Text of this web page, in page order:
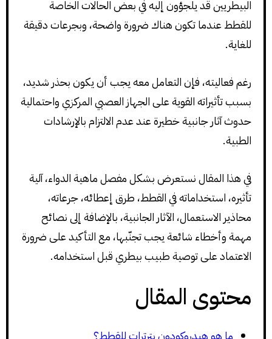
البيطريين قد يلجؤون إليه في بعض الحالات الخاصة
للقطط عندما تكون هناك ضرورة واضحة، وبجرعات دقيقة
للغاية.
رغم فعاليته، فإن التعامل معه يجب أن يكون بحذر شديد،
بسبب تأثيراته القوية على الجهاز العصبي المركزي واحتمالية
حدوث آثار جانبية خطيرة عند عدم الالتزام بالإرشادات
الطبية.
في هذا المقال نستعرض بشكل مفصل ماهية الدواء، آلية
تأثيره، استخداماته في القطط، طرق إعطائه، جرعاته،
محاذير الاستعمال، الآثار الجانبية، بالإضافة إلى نصائح
مهمة وأخطاء شائعة يجب تجنّبها، مع التأكيد على ضرورة
الاعتماد على توصية طبيب بيطري قبل استخدامه.
محتوى المقال